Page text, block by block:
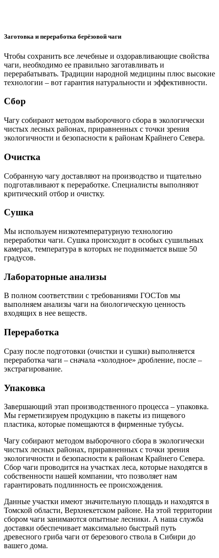
Заготовка и переработка берёзовой чаги
Чтобы сохранить все лечебные и оздоравливающие свойства
чаги, необходимо ее правильно заготавливать и
перерабатывать. Традиции народной медицины плюс высокие
технологии – вот гарантия натуральности и эффективности.
Сбор
Чагу собирают методом выборочного сбора в экологически
чистых лесных районах, приравненных с точки зрения
экологичности и безопасности к районам Крайнего Севера.
Очистка
Собранную чагу доставляют на производство и тщательно
подготавливают к переработке. Специалисты выполняют
критический отбор и очистку.
Сушка
Мы используем низкотемпературную технологию
переработки чаги. Сушка происходит в особых сушильных
камерах, температура в которых не поднимается выше 50
градусов.
Лабораторные анализы
В полном соответствии с требованиями ГОСТов мы
выполняем анализы чаги на биологическую ценность
входящих в нее веществ.
Переработка
Сразу после подготовки (очистки и сушки) выполняется
переработка чаги – сначала «холодное» дробление, после –
экстрагирование.
Упаковка
Завершающий этап производственного процесса – упаковка.
Мы герметизируем продукцию в пакеты из пищевого
пластика, которые помещаются в фирменные тубусы.
Чагу собирают методом выборочного сбора в экологически
чистых лесных районах, приравненных с точки зрения
экологичности и безопасности к районам Крайнего Севера.
Сбор чаги проводится на участках леса, которые находятся в
собственности нашей компании, что позволяет нам
гарантировать подлинность ее происхождения.
Данные участки имеют значительную площадь и находятся в
Томской области, Верхнекетском районе. На этой территории
сбором чаги занимаются опытные лесники. А наша служба
доставки обеспечивает максимально быстрый путь
древесного гриба чаги от березового ствола в Сибири до
вашего дома.